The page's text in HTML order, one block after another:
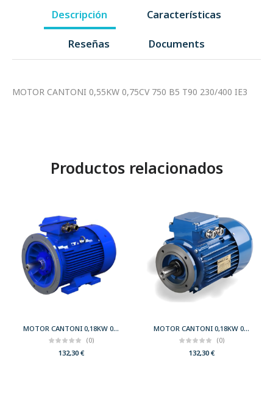
Descripción Características
Reseñas Documents
MOTOR CANTONI 0,55KW 0,75CV 750 B5 T90 230/400 IE3
Productos relacionados
MOTOR CANTONI 0,18KW 0,25CV 3000 B35 T63 230/400 IE2
(0)
132,30€
MOTOR CANTONI 0,18KW 0,25CV 3000 B14 T63 230/400 IE2
(0)
132,30€